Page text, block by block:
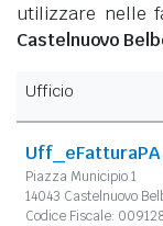
utilizzare nelle
Castelnuovo
Ufficio
Uff_eFatturaPA
Piazza Municipio 1
14043 Castelnuovo
Codice Fiscale: